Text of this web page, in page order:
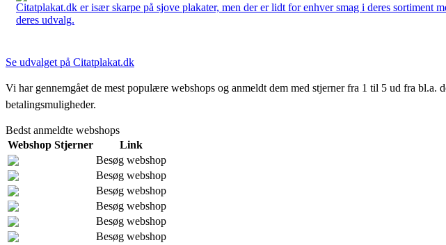
Citatplakat.dk er især skarpe på sjove plakater, men der er lidt for enhver smag i deres
deres udvalg.
Se udvalget på Citatplakat.dk
Vi har gennemgået de mest populære webshops og anmeldt dem med stjerner fra 1 til 5 ud fra
betalingsmuligheder.
Bedst anmeldte webshops
Webshop Stjerner
Link
Besøg webshop
Besøg webshop
Besøg webshop
Besøg webshop
Besøg webshop
Besøg webshop